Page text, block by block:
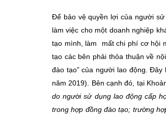
Để bảo vệ quyền lợi của người
làm việc cho một doanh nghiệp
tạo mình, làm mất chi phí cơ hội
tạo các bên phải thỏa thuận về
đào tạo” của người lao động.
năm 2019). Bên cạnh đó, tại
do người sử dụng lao động cấp
trong hợp đồng đào tạo; trường